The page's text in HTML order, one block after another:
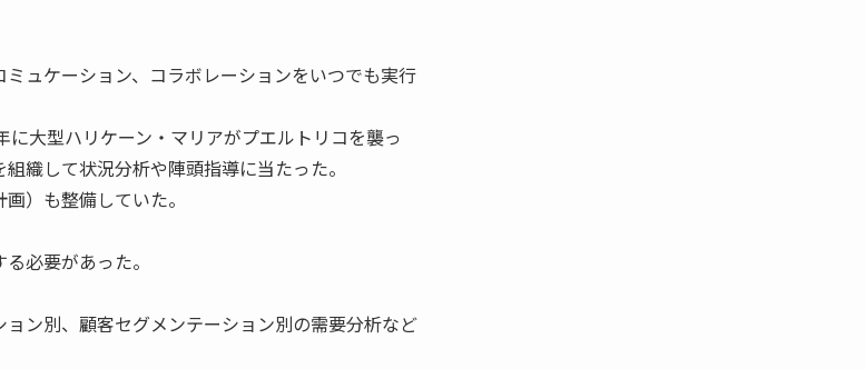
ュケーション、コラボレーションをいつでも実行
大型ハリケーン・マリアがプエルトリコを襲っ
織して状況分析や陣頭指導に当たった。
）も整備していた。
必要があった。
ン別、顧客セグメンテーション別の需要分析など